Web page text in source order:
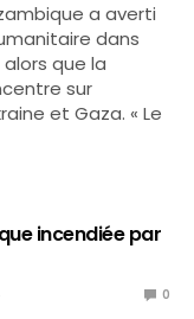
a averti
dans
que la
sur
et Gaza. « Le
incendiée par
0